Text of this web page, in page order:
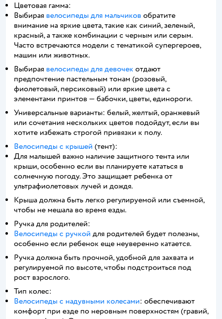
Цветовая гамма:
Выбирая велосипеды для мальчиков обратите
внимание на яркие цвета, такие как синий, зеленый,
красный, а также комбинации с черным или серым.
Часто встречаются модели с тематикой супергероев,
машин или животных.
Выбирая велосипеды для девочек отдают
предпочтение пастельным тонам (розовый,
фиолетовый, персиковый) или яркие цвета с
элементами принтов — бабочки, цветы, единороги.
Универсальные варианты: белый, желтый, оранжевый
или сочетания нескольких цветов подойдут, если вы
хотите избежать строгой привязки к полу.
Велосипеды с крышей (тент):
Для малышей важно наличие защитного тента или
крыши, особенно если вы планируете кататься в
солнечную погоду. Это защищает ребенка от
ультрафиолетовых лучей и дождя.
Крыша должна быть легко регулируемой или съемной,
чтобы не мешала во время езды.
Ручка для родителей:
Велосипеды с ручкой для родителей будет полезны,
особенно если ребенок еще неуверенно катается.
Ручка должна быть прочной, удобной для захвата и
регулируемой по высоте, чтобы подстроиться под
рост взрослого.
Тип колес:
Велосипеды с надувными колесами: обеспечивают
комфорт при езде по неровным поверхностям (гравий,